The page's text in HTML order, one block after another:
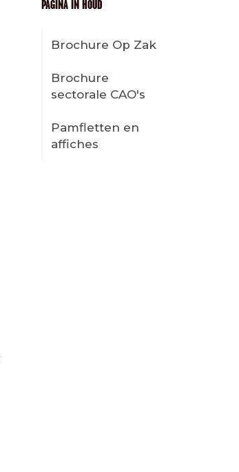
PAGINA IN HOUD
Brochure Op Zak
Brochure
sectorale CAO's
Pamfletten en
affiches